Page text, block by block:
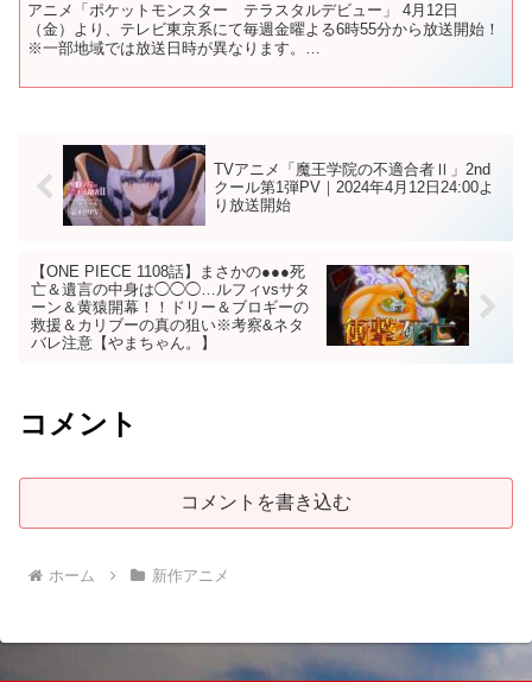
アニメ「ポケットモンスター テラスタルデビュー」 4月12日
（金）より、テレビ東京系にて毎週金曜よる6時55分から放送開始！
※一部地域では放送日時が異なります。
TVアニメ「魔王学院の不適合者Ⅱ」2nd
クール第1弾PV｜2024年4月12日24:00よ
り放送開始
【ONE PIECE 1108話】まさかの●●●死
亡＆遺言の中身は◯◯◯…ルフィvsサタ
ーン＆黄猿開幕！！ドリー＆ブロギーの
救援＆カリブーの真の狙い※考察&ネタ
バレ注意【やまちゃん。】
コメント
コメントを書き込む
ホーム 新作アニメ